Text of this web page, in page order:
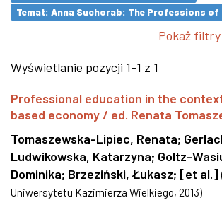
Temat: Anna Suchorab: The Professions
Pokaż
Wyświetlanie pozycji 1-1 z 1
Professional education in the
based economy / ed. Renata
Tomaszewska-Lipiec, Renata;
Ludwikowska, Katarzyna; Goltz-
Dominika; Brzeziński, Łukasz; [et al.]
Uniwersytetu Kazimierza Wielkiego, 2013)